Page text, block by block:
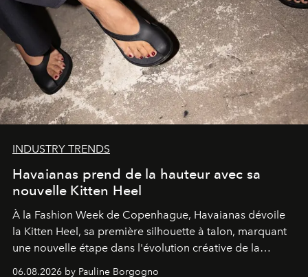
INDUSTRY TRENDS
Havaianas prend de la hauteur avec sa
nouvelle Kitten Heel
À la Fashion Week de Copenhague, Havaianas dévoile
la Kitten Heel, sa première silhouette à talon, marquant
une nouvelle étape dans l'évolution créative de la
06.08.2026 by Pauline Borgogno